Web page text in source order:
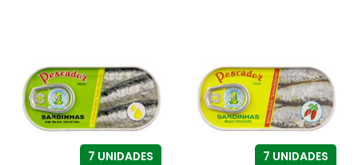
7 UNIDADES 7 UNIDADES